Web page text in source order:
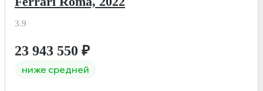
3.9
23 943 550 ₽
ниже средней